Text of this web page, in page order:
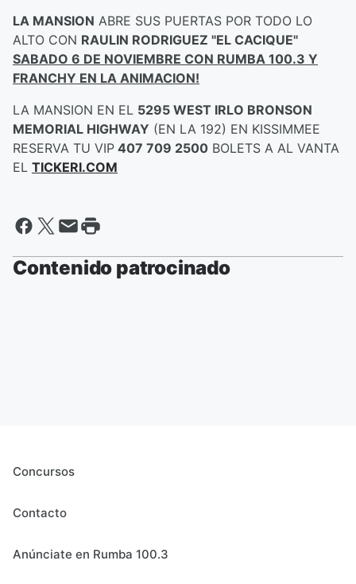
LA MANSION ABRE SUS PUERTAS POR TODO LO
ALTO CON RAULIN RODRIGUEZ "EL CACIQUE"
SABADO 6 DE NOVIEMBRE CON RUMBA 100.3 Y
FRANCHY EN LA ANIMACION!
LA MANSION EN EL 5295 WEST IRLO BRONSON
MEMORIAL HIGHWAY (EN LA 192) EN KISSIMMEE
RESERVA TU VIP 407 709 2500 BOLETS A AL VANTA
EL TICKERI.COM
Contenido patrocinado
Concursos
Contacto
Anúnciate en Rumba 100.3